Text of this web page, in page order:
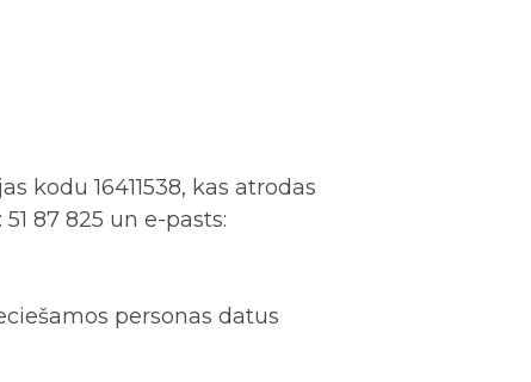
kodu 16411538, kas atrodas
87 825 un e-pasts:
personas datus